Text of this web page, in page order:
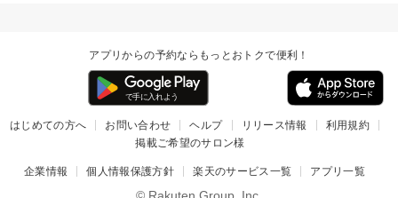
アプリからの予約ならもっとおトクで便利！
はじめての方へ お問い合わせ ヘルプ リリース情報
利用規約
掲載ご希望のサロン様
企業情報 個人情報保護方針 楽天のサービス一覧 アプリ一覧